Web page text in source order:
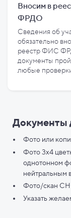
Вносим в
ФРДО
Сведения об
обязательно
реестр ФИС
документы
любые
Документы
Фото или
Фото 3х4
однотонном
нейтральным
Фото/скан
Указать